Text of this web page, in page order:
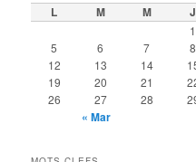
L M M J
1
5
6 7 8
12
13 14
19
20 21
26
27 28
« Mar